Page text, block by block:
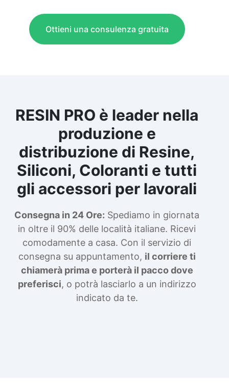
Ottieni una consulenza gratuita
RESIN PRO è leader nella
produzione e
distribuzione di Resine,
Siliconi, Coloranti e tutti
gli accessori per lavorali
Consegna in 24 Ore: Spediamo in giornata
in oltre il 90% delle località italiane. Ricevi
comodamente a casa. Con il servizio di
consegna su appuntamento, il corriere ti
chiamerà prima e porterà il pacco dove
preferisci, o potrà lasciarlo a un indirizzo
indicato da te.